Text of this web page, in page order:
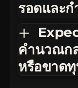
รอดและก
คำนวณก
หรือขาด